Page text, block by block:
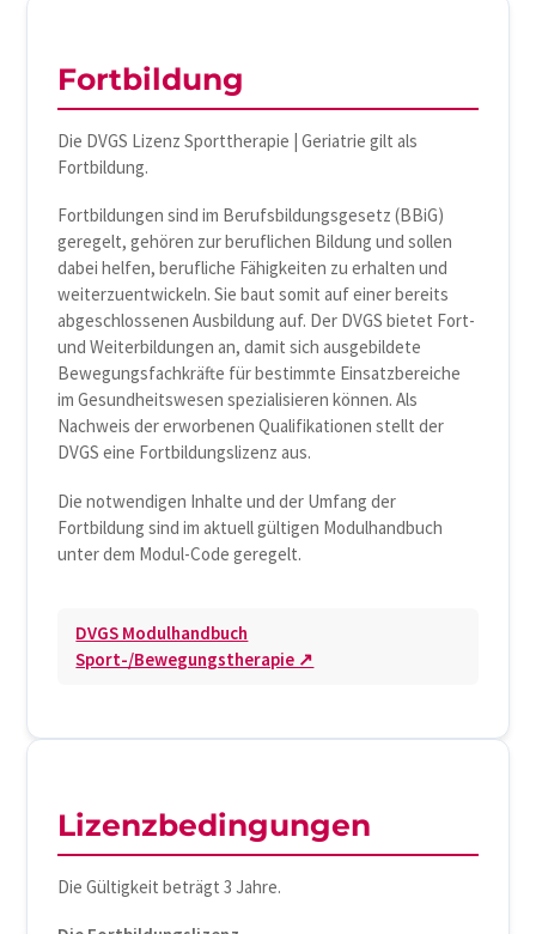
Fortbildung
Die DVGS Lizenz Sporttherapie | Geriatrie gilt als
Fortbildung.
Fortbildungen sind im Berufsbildungsgesetz (BBiG)
geregelt, gehören zur beruflichen Bildung und sollen
dabei helfen, berufliche Fähigkeiten zu erhalten und
weiterzuentwickeln. Sie baut somit auf einer bereits
abgeschlossenen Ausbildung auf. Der DVGS bietet Fort-
und Weiterbildungen an, damit sich ausgebildete
Bewegungsfachkräfte für bestimmte Einsatzbereiche
im Gesundheitswesen spezialisieren können. Als
Nachweis der erworbenen Qualifikationen stellt der
DVGS eine Fortbildungslizenz aus.
Die notwendigen Inhalte und der Umfang der
Fortbildung sind im aktuell gültigen Modulhandbuch
unter dem Modul-Code geregelt.
DVGS Modulhandbuch
Sport-/Bewegungstherapie ↗
Lizenzbedingungen
Die Gültigkeit beträgt 3 Jahre.